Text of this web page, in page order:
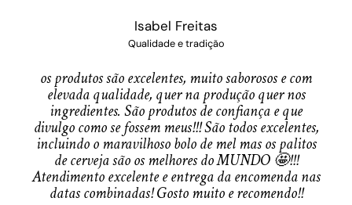
Isabel Freitas
Qualidade e tradição
os produtos são excelentes, muito saborosos e com
elevada qualidade, quer na produção quer nos
ingredientes. São produtos de confiança e que
divulgo como se fossem meus!!! São todos excelentes,
incluindo o maravilhoso bolo de mel mas os palitos
de cerveja são os melhores do MUNDO 🤩!!!
Atendimento excelente e entrega da encomenda nas
datas combinadas! Gosto muito e recomendo!!